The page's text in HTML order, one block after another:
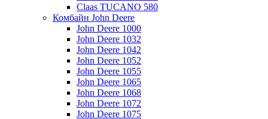
Claas TUCANO 580
Комбайн John Deere
John Deere 1000
John Deere 1032
John Deere 1042
John Deere 1052
John Deere 1055
John Deere 1065
John Deere 1068
John Deere 1072
John Deere 1075